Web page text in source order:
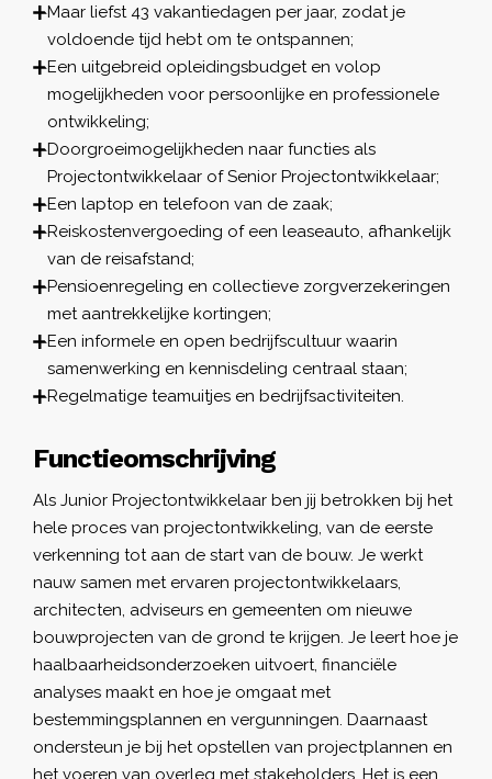
Maar liefst 43 vakantiedagen per jaar, zodat je
voldoende tijd hebt om te ontspannen;
Een uitgebreid opleidingsbudget en volop
mogelijkheden voor persoonlijke en professionele
ontwikkeling;
Doorgroeimogelijkheden naar functies als
Projectontwikkelaar of Senior Projectontwikkelaar;
Een laptop en telefoon van de zaak;
Reiskostenvergoeding of een leaseauto, afhankelijk
van de reisafstand;
Pensioenregeling en collectieve zorgverzekeringen
met aantrekkelijke kortingen;
Een informele en open bedrijfscultuur waarin
samenwerking en kennisdeling centraal staan;
Regelmatige teamuitjes en bedrijfsactiviteiten.
Functieomschrijving
Als Junior Projectontwikkelaar ben jij betrokken bij het
hele proces van projectontwikkeling, van de eerste
verkenning tot aan de start van de bouw. Je werkt
nauw samen met ervaren projectontwikkelaars,
architecten, adviseurs en gemeenten om nieuwe
bouwprojecten van de grond te krijgen. Je leert hoe je
haalbaarheidsonderzoeken uitvoert, financiële
analyses maakt en hoe je omgaat met
bestemmingsplannen en vergunningen. Daarnaast
ondersteun je bij het opstellen van projectplannen en
het voeren van overleg met stakeholders. Het is een